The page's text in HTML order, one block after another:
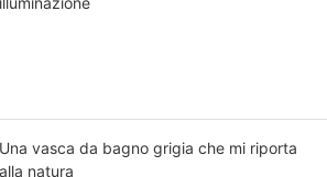
Una vasca da bagno grigia che mi riporta
alla natura